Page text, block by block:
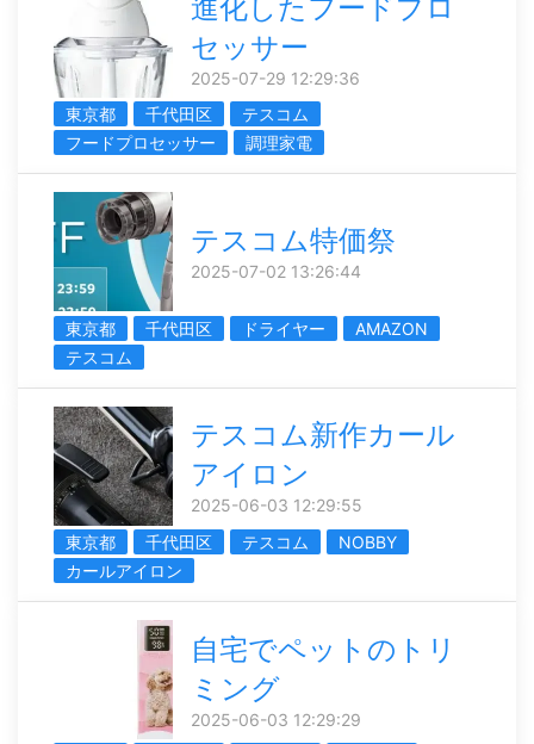
進化したフードプロ
セッサー
2025-07-29 12:29:36
東京都
千代田区
テスコム
フードプロセッサー
調理家電
テスコム特価祭
2025-07-02 13:26:44
東京都 千代田区 ドライヤー
AMAZON
テスコム
テスコム新作カール
アイロン
2025-06-03 12:29:55
東京都
千代田区 テスコム
NOBBY
カールアイロン
自宅でペットのトリ
ミング
2025-06-03 12:29:29